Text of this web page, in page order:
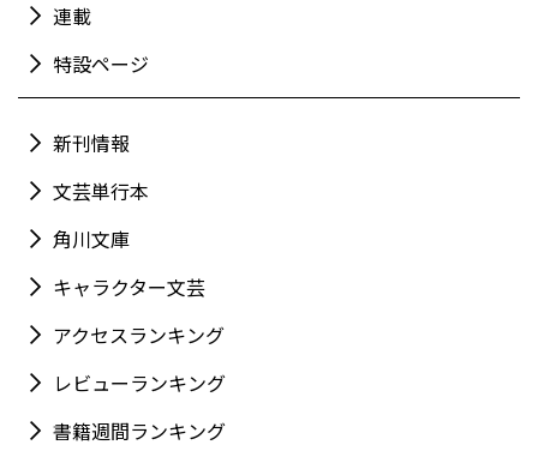
連載
特設ページ
新刊情報
文芸単行本
角川文庫
キャラクター文芸
アクセスランキング
レビューランキング
書籍週間ランキング